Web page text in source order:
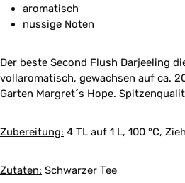
aromatisch
nussige Noten
Der beste Second Flush Darjeeling
vollaromatisch, gewachsen auf ca.
Garten Margret´s Hope.
Zubereitung: 4 TL auf 1 L, 100 °C,
Zutaten: Schwarzer Tee